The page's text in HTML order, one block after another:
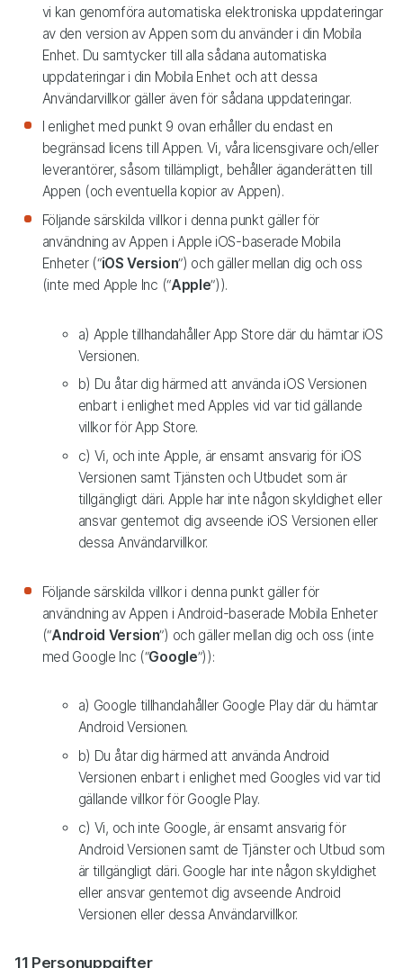
vi kan genomföra automatiska elektroniska uppdateringar
av den version av Appen som du använder i din Mobila
Enhet. Du samtycker till alla sådana automatiska
uppdateringar i din Mobila Enhet och att dessa
Användarvillkor gäller även för sådana uppdateringar.
I enlighet med punkt 9 ovan erhåller du endast en
begränsad licens till Appen. Vi, våra licensgivare och/eller
leverantörer, såsom tillämpligt, behåller äganderätten till
Appen (och eventuella kopior av Appen).
Följande särskilda villkor i denna punkt gäller för
användning av Appen i Apple iOS-baserade Mobila
Enheter (“iOS Version”) och gäller mellan dig och oss
(inte med Apple Inc (“Apple”)).
a) Apple tillhandahåller App Store där du hämtar iOS
Versionen.
b) Du åtar dig härmed att använda iOS Versionen
enbart i enlighet med Apples vid var tid gällande
villkor för App Store.
c) Vi, och inte Apple, är ensamt ansvarig för iOS
Versionen samt Tjänsten och Utbudet som är
tillgängligt däri. Apple har inte någon skyldighet eller
ansvar gentemot dig avseende iOS Versionen eller
dessa Användarvillkor.
Följande särskilda villkor i denna punkt gäller för
användning av Appen i Android-baserade Mobila Enheter
(“Android Version”) och gäller mellan dig och oss (inte
med Google Inc (“Google”)):
a) Google tillhandahåller Google Play där du hämtar
Android Versionen.
b) Du åtar dig härmed att använda Android
Versionen enbart i enlighet med Googles vid var tid
gällande villkor för Google Play.
c) Vi, och inte Google, är ensamt ansvarig för
Android Versionen samt de Tjänster och Utbud som
är tillgängligt däri. Google har inte någon skyldighet
eller ansvar gentemot dig avseende Android
Versionen eller dessa Användarvillkor.
11 Personuppgifter